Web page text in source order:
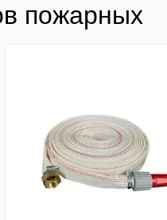
пожарных